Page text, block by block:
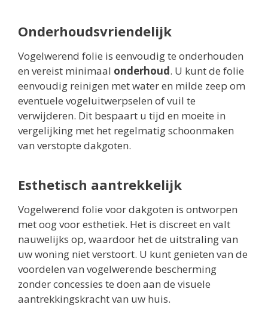
Onderhoudsvriendelijk
Vogelwerend folie is eenvoudig te onderhouden
en vereist minimaal onderhoud. U kunt de folie
eenvoudig reinigen met water en milde zeep om
eventuele vogeluitwerpselen of vuil te
verwijderen. Dit bespaart u tijd en moeite in
vergelijking met het regelmatig schoonmaken
van verstopte dakgoten.
Esthetisch aantrekkelijk
Vogelwerend folie voor dakgoten is ontworpen
met oog voor esthetiek. Het is discreet en valt
nauwelijks op, waardoor het de uitstraling van
uw woning niet verstoort. U kunt genieten van de
voordelen van vogelwerende bescherming
zonder concessies te doen aan de visuele
aantrekkingskracht van uw huis.